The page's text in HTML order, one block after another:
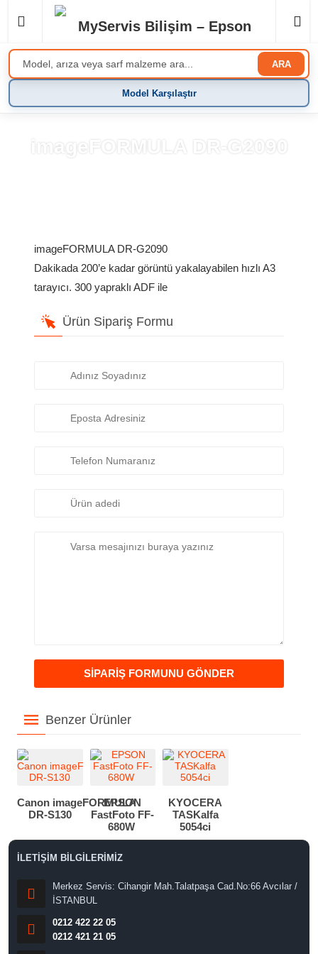
ARA
Model Karşılaştır
imageFORMULA DR-G2090
imageFORMULA DR-G2090
Dakikada 200’e kadar görüntü yakalayabilen hızlı A3
tarayıcı. 300 yapraklı ADF ile
Ürün Sipariş Formu
Benzer Ürünler
Canon imageFORMULA
DR-S130
EPSON
FastFoto FF-
680W
KYOCERA
TASKalfa
5054ci
İLETİŞİM BİLGİLERİMİZ
Merkez Servis: Cihangir Mah.Talatpaşa Cad.No:66 Avcılar /
İSTANBUL
0212 422 22 05
0212 421 21 05